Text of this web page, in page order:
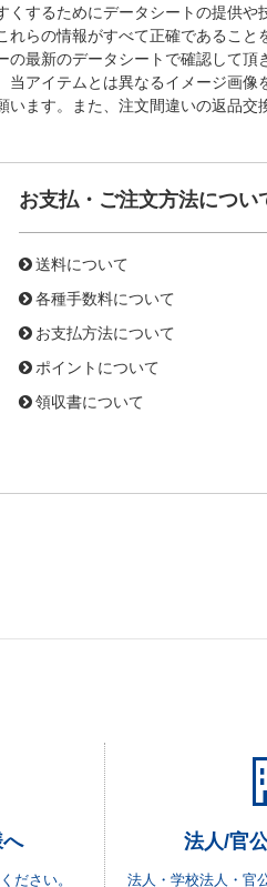
するためにデータシートの提供や
れらの情報がすべて正確であること
最新のデータシートで確認して頂
当アイテムとは異なるイメージ画像
います。また、注文間違いの返品交
お支払・ご注文方法につい
送料について
各種手数料について
お支払方法について
ポイントについて
領収書について
ださい。
法人/官
法人・学校法人・官